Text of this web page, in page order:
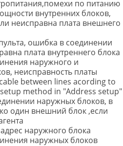
по питанию
внутренних блоков,
неисправна плата внешнего
ошибка в соединении
плата внутреннего блока
наружного и
неисправность платы
between lines acording to
method in "Address setup"
наружных блоков, в
один внешний блок ,если
наружного блока
наружных блоков